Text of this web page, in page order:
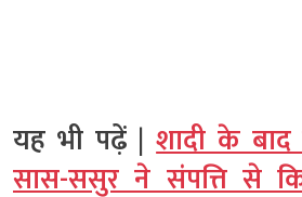
यह भी पढ़ें |शादी के
सास-ससुर ने संपत्ति से